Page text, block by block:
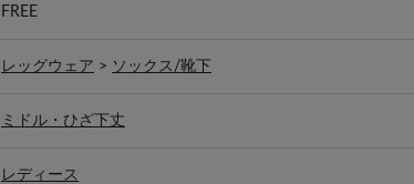
FREE
レッグウェア > ソックス/靴下
ミドル・ひざ下丈
レディース